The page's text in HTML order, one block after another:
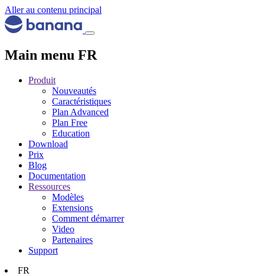
Aller au contenu principal
Main menu FR
Produit
Nouveautés
Caractéristiques
Plan Advanced
Plan Free
Education
Download
Prix
Blog
Documentation
Ressources
Modèles
Extensions
Comment démarrer
Video
Partenaires
Support
FR